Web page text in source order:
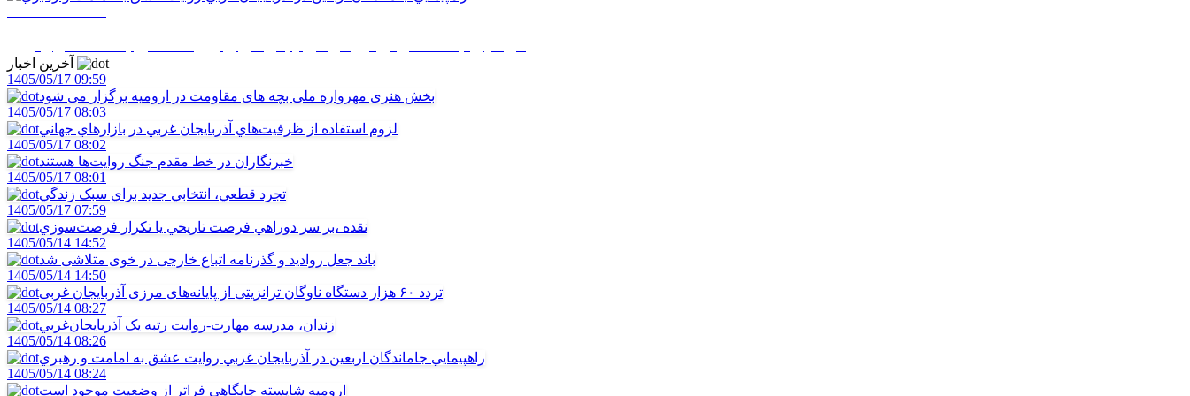
1405/05/17 09:59
بخش هنری مهرواره ملی بچه های مقاومت در ارومیه برگزار می شود
1405/05/17 08:03
لزوم استفاده از ظرفيت‌هاي آذربايجان غربي در بازارهاي جهاني
1405/05/17 08:02
خبرنگاران در خط مقدم جنگ روايت‌ها هستند
1405/05/17 08:01
تجرد قطعي، انتخابي جديد براي سبک زندگي
1405/05/17 07:59
نقده ،بر سر دوراهي فرصت تاريخي يا تکرار فرصت‌سوزي
1405/05/14 14:52
باند جعل روادید و گذرنامه اتباع خارجی در خوی متلاشی شد
1405/05/14 14:50
تردد ۶۰ هزار دستگاه ناوگان ترانزیتی از پایانه‌های مرزی آذربایجان ‌غربی
1405/05/14 08:27
زندان، مدرسه مهارت-روايت رتبه يک آذربايجان‌غربي
1405/05/14 08:26
راهپيمايي جاماندگان اربعين در آذربايجان غربي روايت عشق به امامت و رهبري
1405/05/14 08:24
اروميه شايسته جايگاهي فراتر از وضعيت موجود است